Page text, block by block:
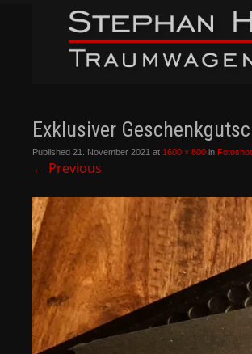
Exklusiver
Published21. November 2021 at 1600 × 800 in
← Previous